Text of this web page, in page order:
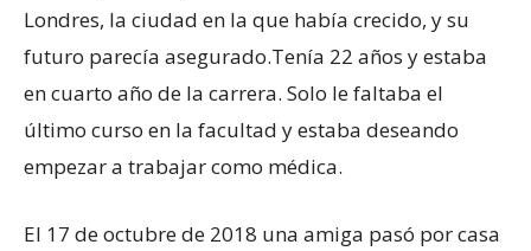
Londres, la ciudad en la que había crecido, y su
futuro parecía asegurado.Tenía 22 años y estaba
en cuarto año de la carrera. Solo le faltaba el
último curso en la facultad y estaba deseando
empezar a trabajar como médica.
El 17 de octubre de 2018 una amiga pasó por casa